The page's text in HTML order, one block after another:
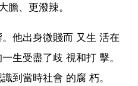
膽、更潑辣。
他出身微賤而 又生 活在
生受盡了歧 視和打 擊。
到當時社會 的腐 朽。